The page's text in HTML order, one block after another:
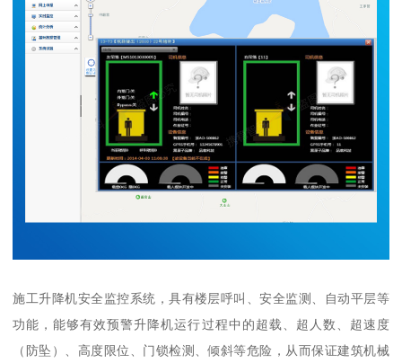
施工升降机安全监控系统，具有楼层呼叫、安全监测、自动平层等
功能，能够有效预警升降机运行过程中的超载、超人数、超速度
（防坠）、高度限位、门锁检测、倾斜等危险，从而保证建筑机械